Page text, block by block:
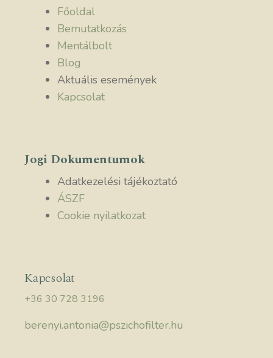
Főoldal
Bemutatkozás
Mentálbolt
Blog
Aktuális események
Kapcsolat
Jogi Dokumentumok
Adatkezelési tájékoztató
ÁSZF
Cookie nyilatkozat
Kapcsolat
+36 30 728 3196
berenyi.antonia@pszichofilter.hu